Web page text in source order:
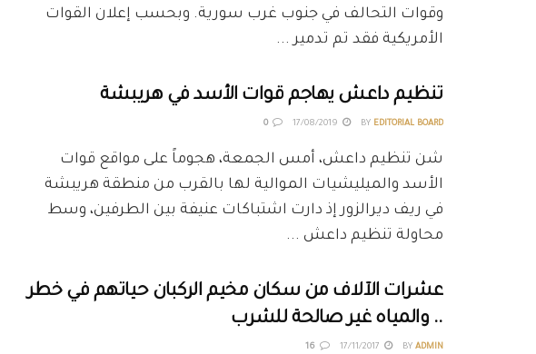
وقوات التحالف في جنوب غرب سورية. وبحسب إعلان القوات
الأمريكية فقد تم تدمير ...
تنظيم داعش يهاجم قوات الأسد في هريبشة
BY EDITORIAL BOARD
0
شن تنظيم داعش، أمس الجمعة، هجوماً على مواقع قوات
الأسد والميليشيات الموالية لها بالقرب من منطقة هريبشة
في ريف ديرالزور إذ دارت اشتباكات عنيفة بين الطرفين، وسط
محاولة تنظيم داعش ...
عشرات الآلاف من سكان مخيم الركبان حياتهم في خطر
.. والمياه غير صالحة للشرب
BY ADMIN